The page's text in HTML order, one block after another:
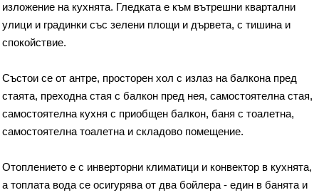
изложение на кухнята. Гледката е към вътрешни квартални
улици и градинки със зелени площи и дървета, с тишина и
спокойствие.
Състои се от антре, просторен хол с излаз на балкона пред
стаята, преходна стая с балкон пред нея, самостоятелна стая,
самостоятелна кухня с приобщен балкон, баня с тоалетна,
самостоятелна тоалетна и складово помещение.
Отоплението е с инверторни климатици и конвектор в кухнята,
а топлата вода се осигурява от два бойлера - един в банята и